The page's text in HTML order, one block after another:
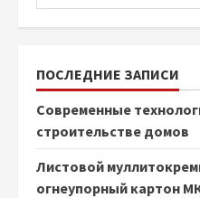
ПОСЛЕДНИЕ ЗАПИСИ
Современные
строительстве домов
Листовой
огнеупорный картон